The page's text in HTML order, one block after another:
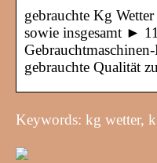
gebrauchte Kg
sowie insgesamt ►
gebrauchte Qualität
Keywords: kg wetter,